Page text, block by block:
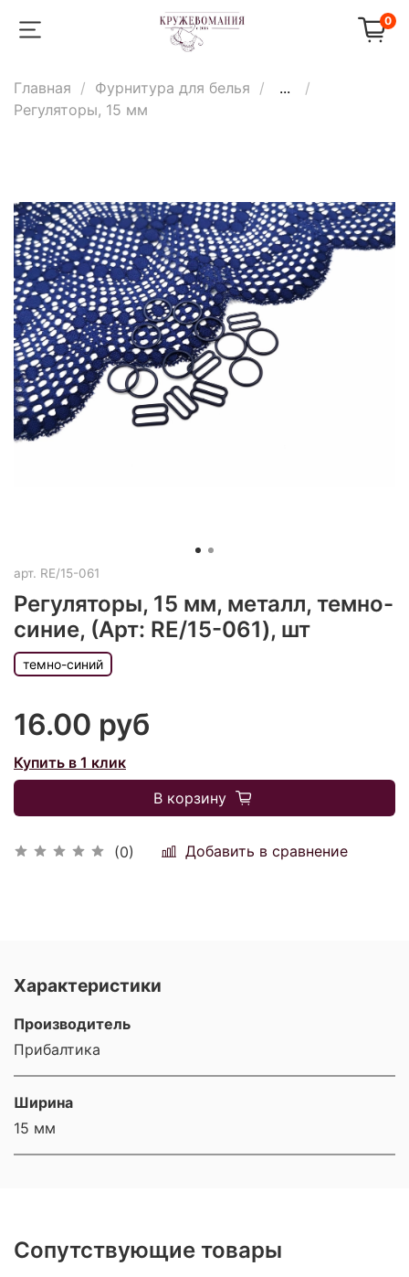
0
Главная Фурнитура для белья
...
Регуляторы, 15 мм
арт. RE/15-061
Регуляторы, 15 мм, металл, темно-
синие, (Арт: RE/15-061), шт
(0) Добавить в сравнение
темно-синий
16.00 руб
Купить в 1 клик
В корзину
Характеристики
Производитель
Прибалтика
Ширина
15 мм
Сопутствующие товары